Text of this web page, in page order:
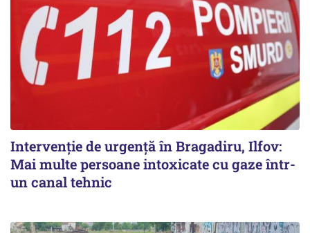
Intervenție de urgență în Bragadiru, Ilfov:
Mai multe persoane intoxicate cu gaze într-
un canal tehnic